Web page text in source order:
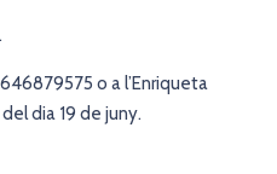
646879575 o a l’Enriqueta
dia 19 de juny.